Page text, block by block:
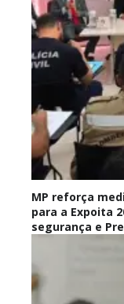
MP reforça
para a Expoita
segurança e